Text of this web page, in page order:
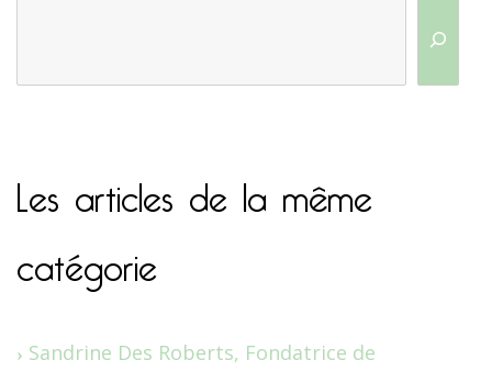
Les articles de la même
catégorie
Sandrine Des Roberts, Fondatrice de